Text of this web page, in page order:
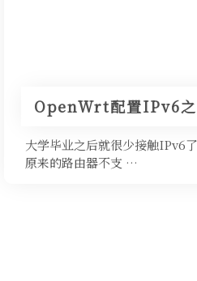
OpenWrt配置IPv6
大学毕业之后就很少接触IPv6
原来的路由器不支 …